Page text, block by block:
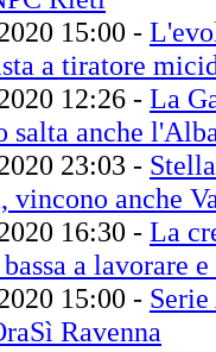
15:00 -
a tiratore
12:26 - La
salta anche
23:03 -
vincono anche
16:30 - La
a lavorare
15:00 -
Ravenna